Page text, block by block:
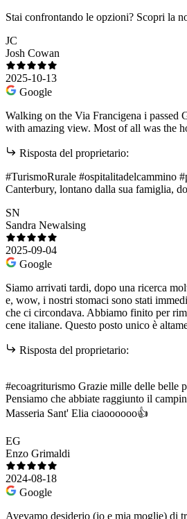
Stai confrontando le opzioni? Scopri la
JC
Josh Cowan
2025-10-13
Google
Walking on the Via Francigena i passed
with amazing view. Most of all was the
Risposta del proprietario:
#TurismoRurale #ospitalitadelcammino
Canterbury, lontano dalla sua famiglia,
SN
Sandra Newalsing
2025-09-04
Google
Siamo arrivati ​​tardi, dopo una ricerca
e, wow, i nostri stomaci sono stati
che ci circondava. Abbiamo finito per
cene italiane. Questo posto unico è
Risposta del proprietario:
#ecoagriturismo Grazie mille delle belle
Pensiamo che abbiate raggiunto il
Masseria Sant' Elia ciaoooooo👍
EG
Enzo Grimaldi
2024-08-18
Google
Avevamo desiderio (io e mia moglie) di